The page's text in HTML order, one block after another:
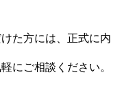
た方には、正式に内
にご相談ください。